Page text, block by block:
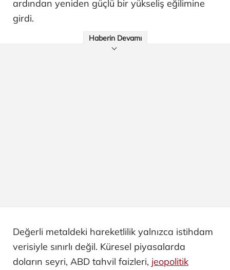
ardından yeniden güçlü bir yükseliş eğilimine
girdi.
Haberin Devamı
Değerli metaldeki hareketlilik yalnızca istihdam
verisiyle sınırlı değil. Küresel piyasalarda
doların seyri, ABD tahvil faizleri, jeopolitik